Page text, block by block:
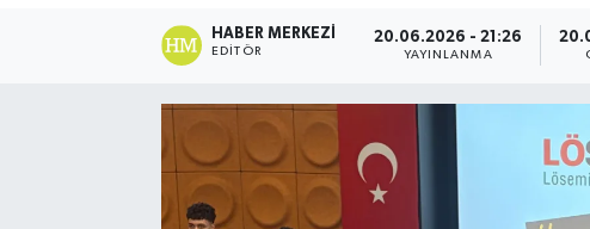
HABER MERKEZI
EDITÖR
20.06.2026 - 21:26
YAYINLANMA
Tüm Manşetler